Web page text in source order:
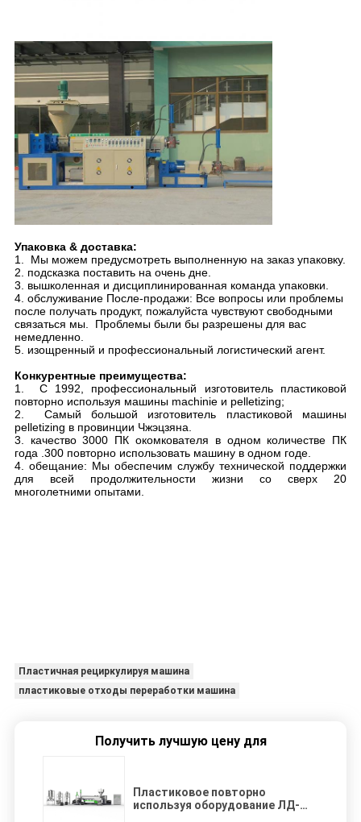
Упаковка & доставка:
1. Мы можем предусмотреть выполненную на заказ упаковку.
2. подсказка поставить на очень дне.
3. вышколенная и дисциплинированная команда упаковки.
4. обслуживание После-продажи: Все вопросы или проблемы
после получать продукт, пожалуйста чувствуют свободными
связаться мы. Проблемы были бы разрешены для вас
немедленно.
5. изощренный и профессиональный логистический агент.
Конкурентные преимущества:
1. С 1992, профессиональный изготовитель пластиковой
повторно используя машины machinie и pelletizing;
2. Самый большой изготовитель пластиковой машины
pelletizing в провинции Чжэцзяна.
3. качество 3000 ПК окомкователя в одном количестве ПК
года .300 повторно использовать машину в одном годе.
4. обещание: Мы обеспечим службу технической поддержки
для всей продолжительности жизни со сверх 20
многолетними опытами.
Пластичная рециркулируя машина
пластиковые отходы переработки машина
Получить лучшую цену для
Пластиковое повторно
используя оборудование ЛД-